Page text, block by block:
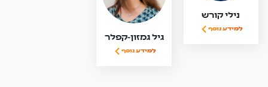
נילי קורש
למידע נוסף
גיל גמזון-קפלר
למידע נוסף